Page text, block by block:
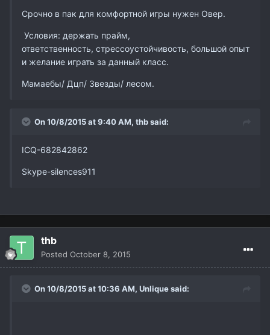
Срочно в пак для комфортной игры нужен Овер.
Условия: держать прайм,
ответственность, стрессоустойчивость, большой опыт
и желание играть за данный класс.
Мамаебы/ Дцп/ Звезды/ лесом.
On 10/8/2015 at 9:40 AM, thbsaid:
ICQ-682842862
Skype-silences911
thb
Posted October 8, 2015
On 10/8/2015 at 10:36 AM, Unliquesaid: